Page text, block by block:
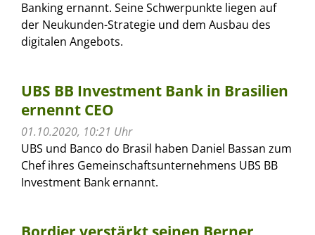
Banking ernannt. Seine Schwerpunkte liegen auf
der Neukunden-Strategie und dem Ausbau des
digitalen Angebots.
UBS BB Investment Bank in Brasilien
ernennt CEO
01.10.2020, 10:21 Uhr
UBS und Banco do Brasil haben Daniel Bassan zum
Chef ihres Gemeinschaftsunternehmens UBS BB
Investment Bank ernannt.